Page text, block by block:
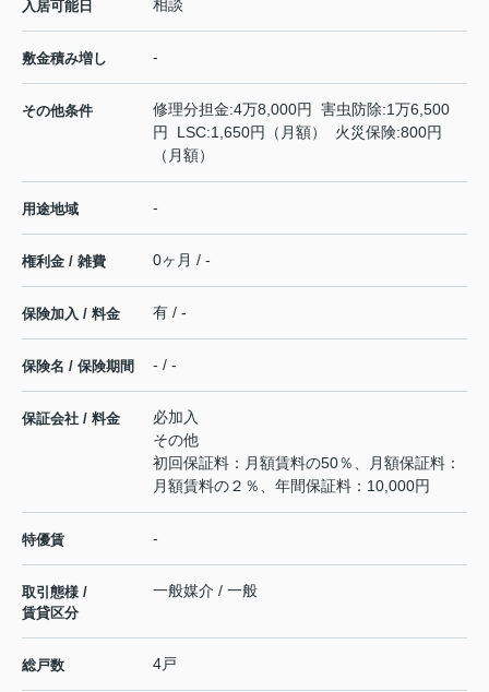
入居可能日 相談
敷金積み増し -
その他条件
修理分担金:4万8,000円 害虫防除:1万6,500
円 LSC:1,650円（月額） 火災保険:800円
（月額）
用途地域 -
権利金 / 雑費 0ヶ月 / -
保険加入 / 料金 有 / -
保険名 / 保険期間 - / -
保証会社 / 料金
必加入
その他
初回保証料：月額賃料の50％、月額保証料：
月額賃料の２％、年間保証料：10,000円
特優賃 -
取引態様 /
賃貸区分
一般媒介 / 一般
総戸数 4戸